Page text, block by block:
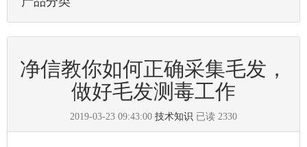
净信教你如何正确采集毛发，
做好毛发测毒工作
2019-03-23 09:43:00 技术知识 已读 2330